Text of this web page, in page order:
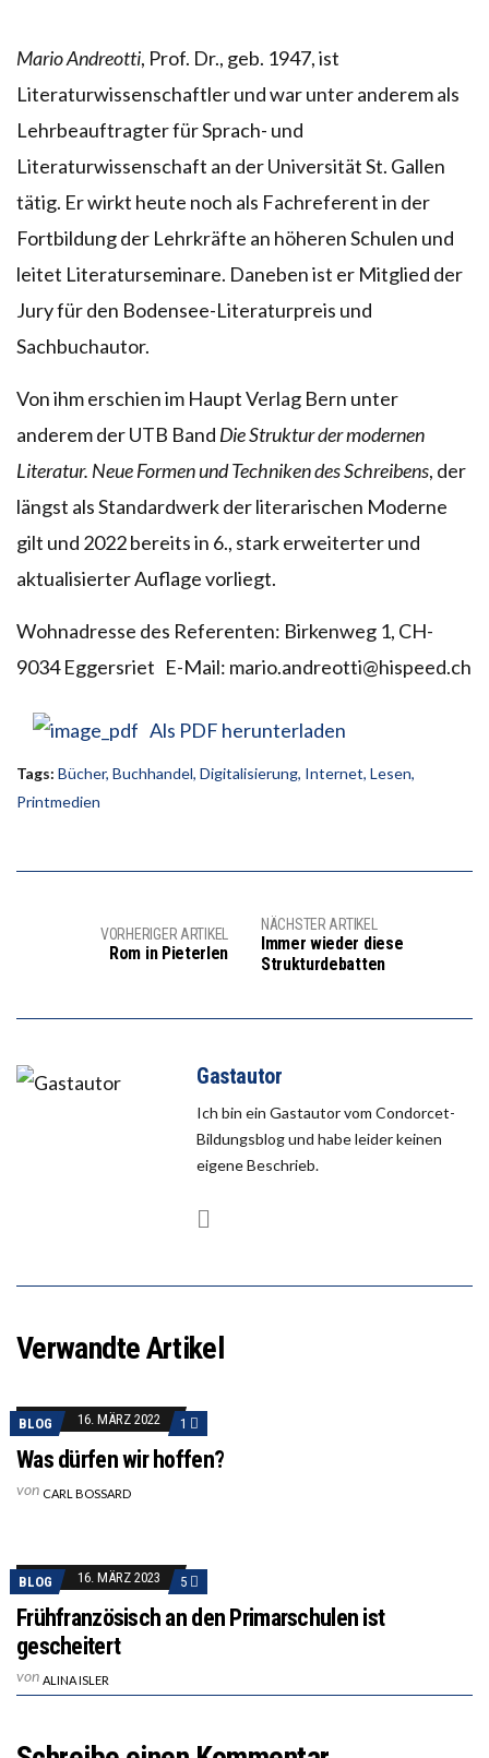
Mario Andreotti, Prof. Dr., geb. 1947, ist
Literaturwissenschaftler und war unter anderem als
Lehrbeauftragter für Sprach- und
Literaturwissenschaft an der Universität St. Gallen
tätig. Er wirkt heute noch als Fachreferent in der
Fortbildung der Lehrkräfte an höheren Schulen und
leitet Literaturseminare. Daneben ist er Mitglied der
Jury für den Bodensee-Literaturpreis und
Sachbuchautor.
Von ihm erschien im Haupt Verlag Bern unter
anderem der UTB Band Die Struktur der modernen
Literatur. Neue Formen und Techniken des Schreibens, der
längst als Standardwerk der literarischen Moderne
gilt und 2022 bereits in 6., stark erweiterter und
aktualisierter Auflage vorliegt.
Wohnadresse des Referenten: Birkenweg 1, CH-
9034 Eggersriet E-Mail: mario.andreotti@hispeed.ch
Als PDF herunterladen
Tags: Bücher, Buchhandel, Digitalisierung, Internet, Lesen,
Printmedien
VORHERIGER ARTIKEL
Rom in Pieterlen
NÄCHSTER ARTIKEL
Immer wieder diese
Strukturdebatten
Gastautor
Ich bin ein Gastautor vom Condorcet-
Bildungsblog und habe leider keinen
eigene Beschrieb.
Verwandte Artikel
BLOG 16. MÄRZ 2022 1
Was dürfen wir hoffen?
von CARL BOSSARD
BLOG 16. MÄRZ 2023 5
Frühfranzösisch an den Primarschulen ist
gescheitert
von ALINA ISLER